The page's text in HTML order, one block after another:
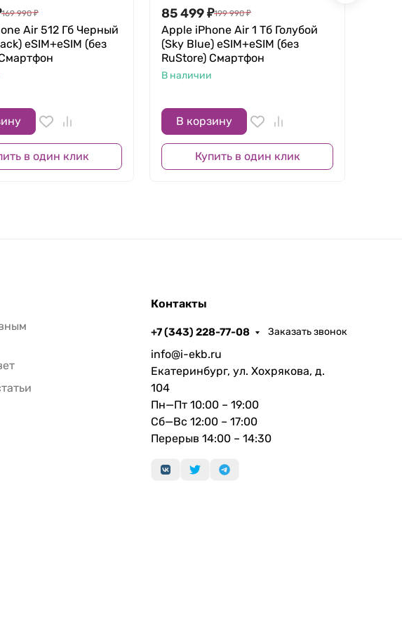
яркие цвета, экран iPhone 16 Pro можно выделить за
Это уменьшает нагрузку на глаза при длительном
графики до 120 Гц и сделать анимации плавнее.
169 990 ₽
Air 512 Гб Черный
eSIM+eSIM (без
в один клик
85 499₽199 990 ₽
Apple iPhone Air 1 Тб Голубой
(Sky Blue) eSIM+eSIM (без
RuStore) Смартфон
В наличии
В корзину
Купить в один клик
Контакты
+7 (343) 228-77-08 Заказать звонок
info@i-ekb.ru
Екатеринбург, ул. Хохрякова, д.
104
Пн—Пт 10:00 – 19:00
Сб—Вс 12:00 – 17:00
Перерыв 14:00 – 14:30